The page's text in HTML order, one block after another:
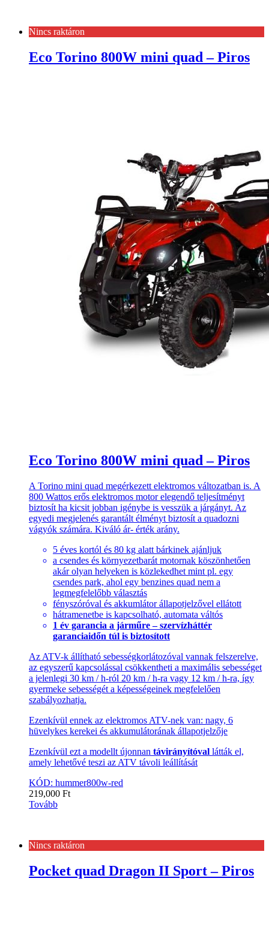
Nincs raktáron
Eco Torino 800W mini quad – Piros
Eco Torino 800W mini quad – Piros
A Torino mini quad megérkezett elektromos változatban is. A
800 Wattos erős elektromos motor elegendő teljesítményt
biztosít ha kicsit jobban igénybe is vesszük a járgányt. Az
egyedi megjelenés garantált élményt biztosít a quadozni
vágyók számára. Kiváló ár- érték arány.
5 éves kortól és 80 kg alatt bárkinek ajánljuk
a csendes és környezetbarát motornak köszönhetően
akár olyan helyeken is közlekedhet mint pl. egy
csendes park, ahol egy benzines quad nem a
legmegfelelőbb választás
fényszóróval és akkumlátor állapotjelzővel ellátott
hátramenetbe is kapcsolható, automata váltós
1 év garancia a járműre – szervízháttér
garanciaidőn túl is biztosított
Az ATV-k állítható sebességkorlátozóval vannak felszerelve,
az egyszerű kapcsolással csökkentheti a maximális sebességet
a jelenlegi 30 km / h-ról 20 km / h-ra vagy 12 km / h-ra, így
gyermeke sebességét a képességeinek megfelelően
szabályozhatja.
Ezenkívül ennek az elektromos ATV-nek van: nagy, 6
hüvelykes kerekei és akkumulátorának állapotjelzője
Ezenkívül ezt a modellt újonnan távirányítóval látták el,
amely lehetővé teszi az ATV távoli leállítását
KÓD: hummer800w-red
219,000 Ft
Tovább
Nincs raktáron
Pocket quad Dragon II Sport – Piros